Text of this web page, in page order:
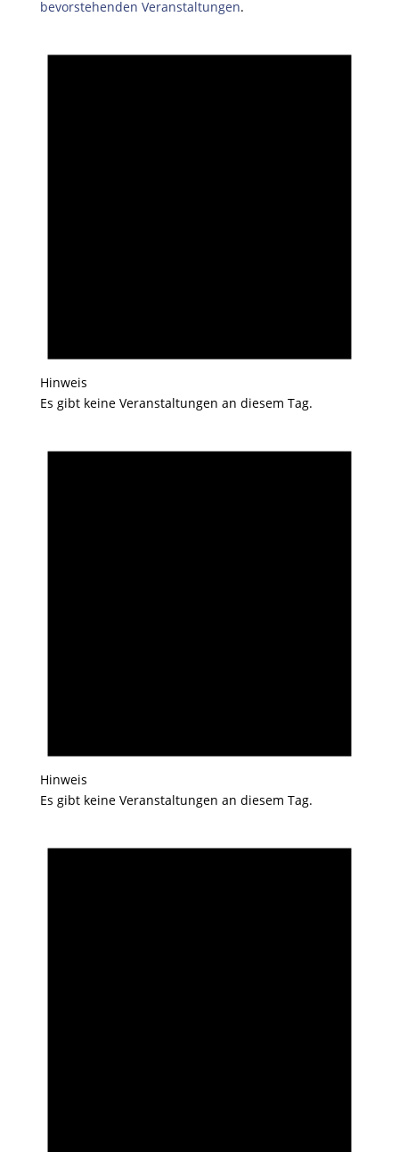
bevorstehenden Veranstaltungen.
Hinweis
Es gibt keine Veranstaltungen an diesem Tag.
Hinweis
Es gibt keine Veranstaltungen an diesem Tag.